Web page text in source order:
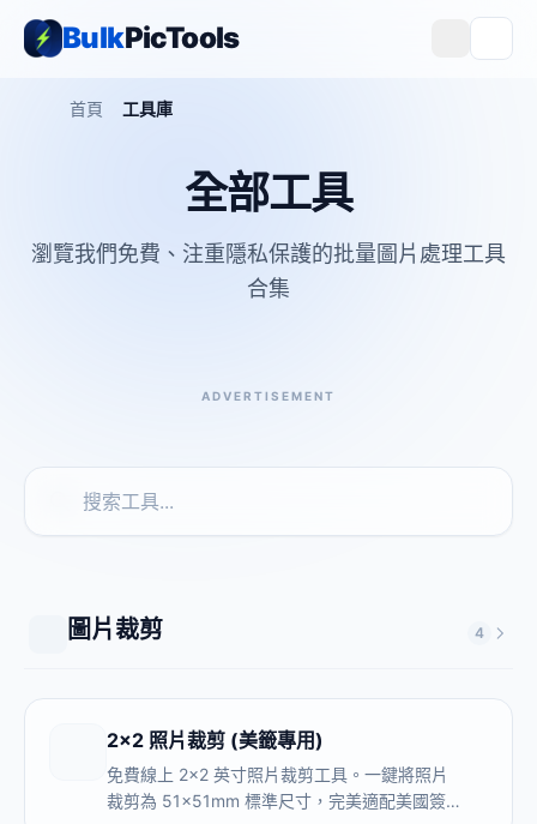
BulkPicTools
首頁 工具庫
全部工具
瀏覽我們免費、注重隱私保護的批量圖片處理工具
合集
ADVERTISEMENT
圖片裁剪 4
2x2 照片裁剪 (美籤專用)
免費線上 2x2 英寸照片裁剪工具。一鍵將照片
裁剪為 51x51mm 標準尺寸，完美適配美國簽